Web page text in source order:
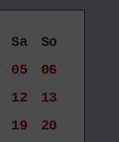
Sa
So
05
06
12
13
19
20